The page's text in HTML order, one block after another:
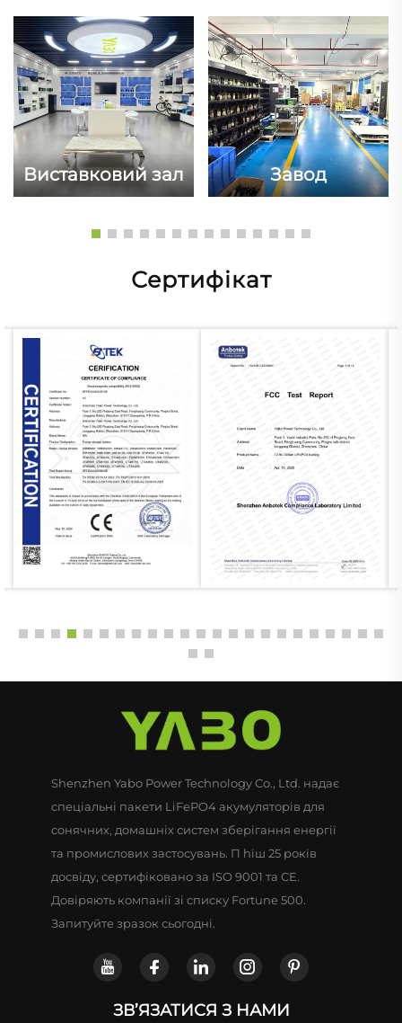
Виставковий зал Завод
Сертифікат
Shenzhen Yabo Power Technology Co., Ltd. надає
спеціальні пакети LiFePO4 акумуляторів для
сонячних, домашніх систем зберігання енергії
та промислових застосувань. П hiш 25 років
досвіду, сертифіковано за ISO 9001 та CE.
Довіряють компанії зі списку Fortune 500.
Запитуйте зразок сьогодні.
ЗВ’ЯЗАТИСЯ З НАМИ